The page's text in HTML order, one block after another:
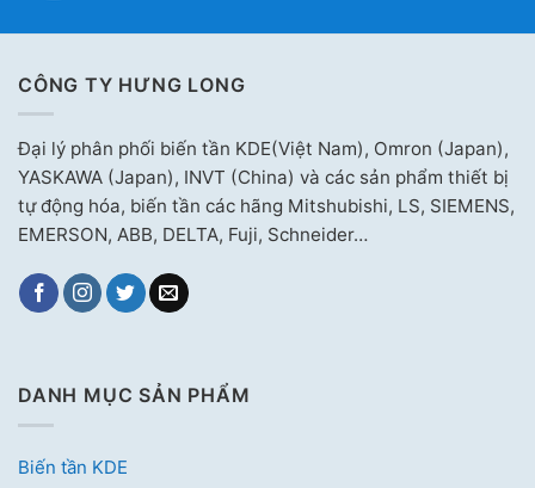
CÔNG TY HƯNG LONG
Đại lý phân phối biến tần KDE(Việt Nam), Omron (Japan),
YASKAWA (Japan), INVT (China) và các sản phẩm thiết bị
tự động hóa, biến tần các hãng Mitshubishi, LS, SIEMENS,
EMERSON, ABB, DELTA, Fuji, Schneider…
DANH MỤC SẢN PHẨM
Biến tần KDE